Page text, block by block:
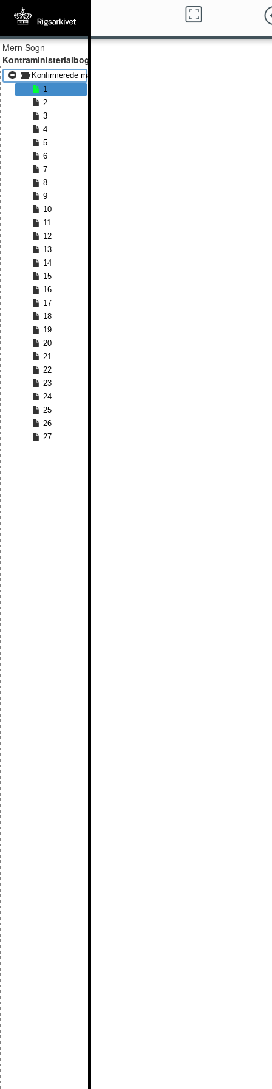
Mern Sogn
Kontraministerialbog
Konfirmerede mænd 1864 - Konfirmerede mænd 1891
1
2
3
4
5
6
7
8
9
10
11
12
13
14
15
16
17
18
19
20
21
22
23
24
25
26
27